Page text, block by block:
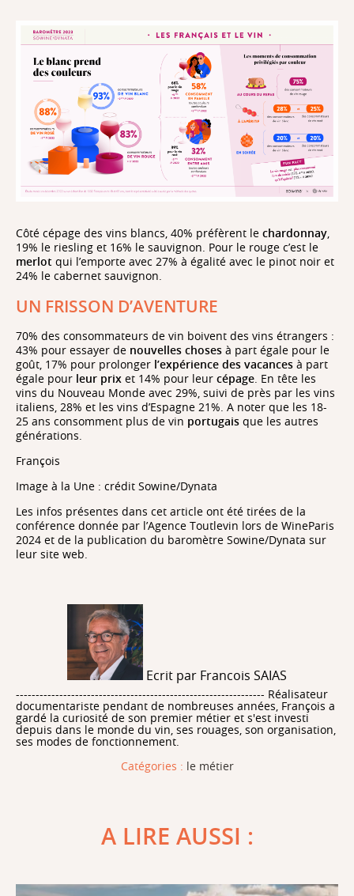
Côté cépage des vins blancs, 40% préfèrent le chardonnay,
19% le riesling et 16% le sauvignon. Pour le rouge c’est le
merlot qui l’emporte avec 27% à égalité avec le pinot noir et
24% le cabernet sauvignon.
UN FRISSON D’AVENTURE
70% des consommateurs de vin boivent des vins étrangers :
43% pour essayer de nouvelles choses à part égale pour le
goût, 17% pour prolonger l’expérience des vacances à part
égale pour leur prix et 14% pour leur cépage. En tête les
vins du Nouveau Monde avec 29%, suivi de près par les vins
italiens, 28% et les vins d’Espagne 21%. A noter que les 18-
25 ans consomment plus de vin portugais que les autres
générations.
François
Image à la Une : crédit Sowine/Dynata
Les infos présentes dans cet article ont été tirées de la
conférence donnée par l’Agence Toutlevin lors de WineParis
2024 et de la publication du baromètre Sowine/Dynata sur
leur site web.
Ecrit par Francois SAIAS
--------------------------------------------------------------- Réalisateur
documentariste pendant de nombreuses années, François a
gardé la curiosité de son premier métier et s'est investi
depuis dans le monde du vin, ses rouages, son organisation,
ses modes de fonctionnement.
Catégories : le métier
A LIRE AUSSI :